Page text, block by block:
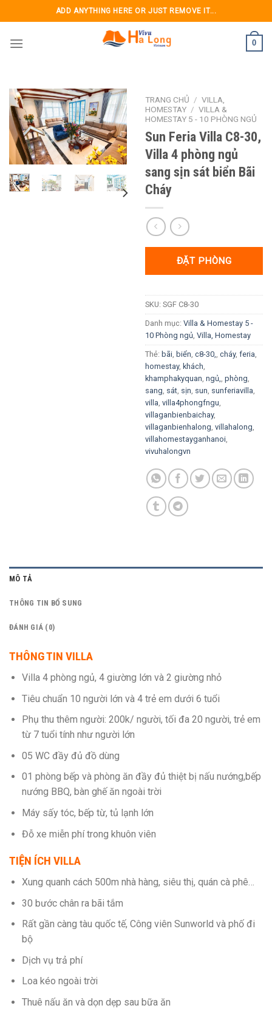
to
content
ADD ANYTHING HERE OR JUST REMOVE IT...
0
TRANG CHỦ / VILLA,
HOMESTAY / VILLA &
HOMESTAY 5 - 10 PHÒNG NGỦ
Sun Feria Villa C8-30,
Villa 4 phòng ngủ
sang sịn sát biển Bãi
Cháy
ĐẶT PHÒNG
SKU: SGF C8-30
Danh mục: Villa & Homestay 5 -
10 Phòng ngủ, Villa, Homestay
Thẻ: bãi, biển, c8-30,, cháy, feria,
homestay, khách,
khamphakyquan, ngủ,, phòng,
sang, sát, sịn, sun, sunferiavilla,
villa, villa4phongfngu,
villaganbienbaichay,
villaganbienhalong, villahalong,
villahomestayganhanoi,
vivuhalongvn
MÔ TẢ
THÔNG TIN BỔ SUNG
ĐÁNH GIÁ (0)
THÔNG TIN VILLA
Villa 4 phòng ngủ, 4 giường lớn và 2 giường nhỏ
Tiêu chuẩn 10 người lớn và 4 trẻ em dưới 6 tuổi
Phụ thu thêm người: 200k/ người, tối đa 20 người, trẻ em
từ 7 tuổi tính như người lớn
05 WC đầy đủ đồ dùng
01 phòng bếp và phòng ăn đầy đủ thiệt bị nấu nướng,bếp
nướng BBQ, bàn ghế ăn ngoài trời
Máy sấy tóc, bếp từ, tủ lạnh lớn
Đỗ xe miễn phí trong khuôn viên
TIỆN ÍCH VILLA
Xung quanh cách 500m nhà hàng, siêu thị, quán cà phê…
30 bước chân ra bãi tắm
Rất gần càng tàu quốc tế, Công viên Sunworld và phố đi
bộ
Dịch vụ trả phí
Loa kéo ngoài trời
Thuê nấu ăn và dọn dẹp sau bữa ăn